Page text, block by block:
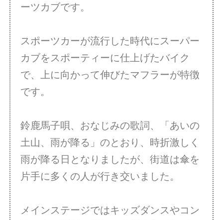
ーツカブです。
スポーツカーが流行した時代にスーパー
カブをスポーティーに仕上げたバイク
で、上に向かって伸びたマフラーが特徴
です。
鈴鹿馬子唄、おなじみの歌詞、「あいの
土山、雨が降る」のとおり、時折激しく
雨が降る日となりましたが、街道は傘を
片手に多くの人が行き交いました。
メインステージではキッズダンスやコン